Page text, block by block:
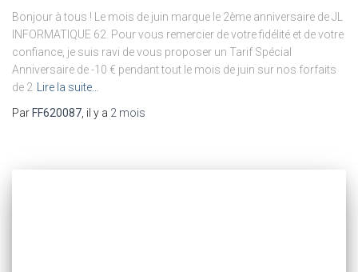
Bonjour à tous ! Le mois de juin marque le 2ème anniversaire de JL
INFORMATIQUE 62. Pour vous remercier de votre fidélité et de votre
confiance, je suis ravi de vous proposer un Tarif Spécial
Anniversaire de -10 € pendant tout le mois de juin sur nos forfaits
de 2
Lire la suite…
Par FF620087 , il y a 2 mois